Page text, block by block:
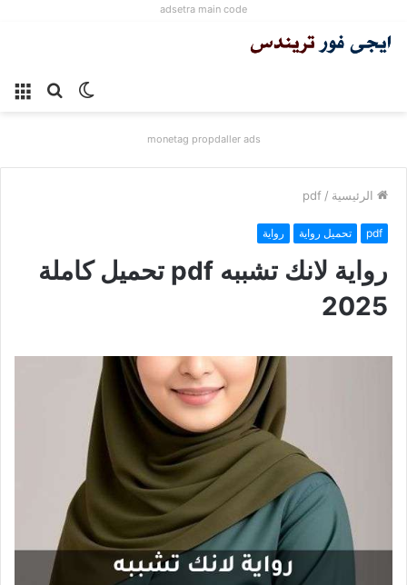
adsetra main code
بحث الوضع
monetag propdaller ads
الرئيسية /
pdf
pdf تحميل رواية رواية
رواية لانك تشببه pdf تحميل كاملة
2025